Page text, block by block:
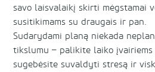
savo laisvalaikį skirti mėgstamai
susitikimams su draugais ir pan.
Sudarydami planą niekada
tikslumu – palikite laiko įvairiems
sugebėsite suvaldyti stresą ir